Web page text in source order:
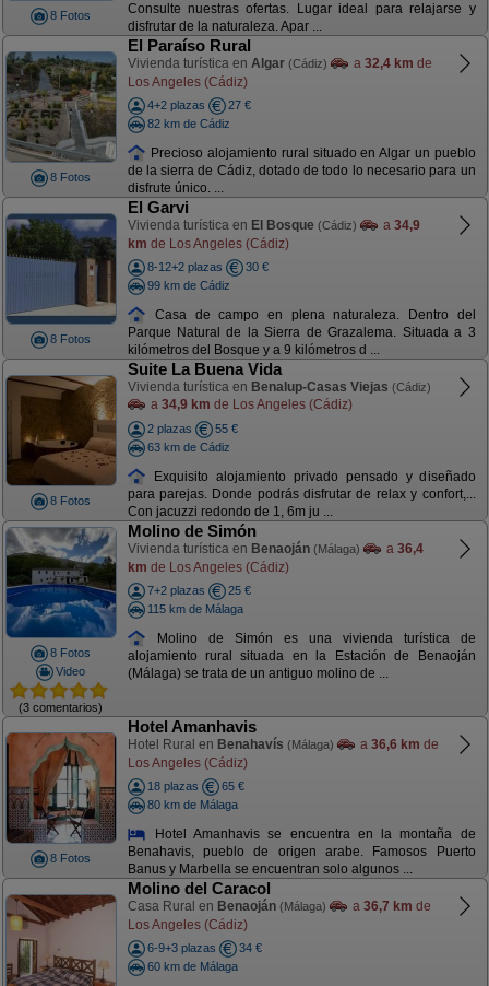
8 Fotos
Consulte nuestras ofertas. Lugar ideal para relajarse y
disfrutar de la naturaleza. Apar ...
8 Fotos
El Paraíso Rural
Vivienda turística en Algar (Cádiz) a 32,4 km de
Los Angeles (Cádiz)
4+2 plazas
27 €
82 km de Cádiz
Precioso alojamiento rural situado en Algar un pueblo
de la sierra de Cádiz, dotado de todo lo necesario para un
disfrute único. ...
8 Fotos
El Garvi
Vivienda turística en El Bosque (Cádiz) a 34,9
km de Los Angeles (Cádiz)
8-12+2 plazas
30 €
99 km de Cádiz
Casa de campo en plena naturaleza. Dentro del
Parque Natural de la Sierra de Grazalema. Situada a 3
kilómetros del Bosque y a 9 kilómetros d ...
8 Fotos
Suite La Buena Vida
Vivienda turística en Benalup-Casas Viejas (Cádiz)
a 34,9 km de Los Angeles (Cádiz)
2 plazas
55 €
63 km de Cádiz
Exquisito alojamiento privado pensado y diseñado
para parejas. Donde podrás disfrutar de relax y confort,...
Con jacuzzi redondo de 1, 6m ju ...
8 Fotos
Video
(3 comentarios)
Molino de Simón
Vivienda turística en Benaoján (Málaga) a 36,4
km de Los Angeles (Cádiz)
7+2 plazas
25 €
115 km de Málaga
Molino de Simón es una vivienda turística de
alojamiento rural situada en la Estación de Benaoján
(Málaga) se trata de un antiguo molino de ...
8 Fotos
Hotel Amanhavis
Hotel Rural en Benahavís (Málaga) a 36,6 km de
Los Angeles (Cádiz)
18 plazas
65 €
80 km de Málaga
Hotel Amanhavis se encuentra en la montaña de
Benahavis, pueblo de origen arabe. Famosos Puerto
Banus y Marbella se encuentran solo algunos ...
Molino del Caracol
Casa Rural en Benaoján (Málaga) a 36,7 km de
Los Angeles (Cádiz)
6-9+3 plazas
34 €
60 km de Málaga